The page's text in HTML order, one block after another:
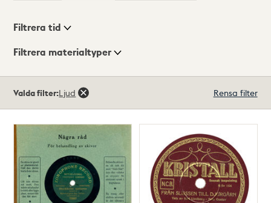
Visningsläge
Filtrera tid
Filtrera materialtyper
träffar
Valda filter:Ljud Rensa filter